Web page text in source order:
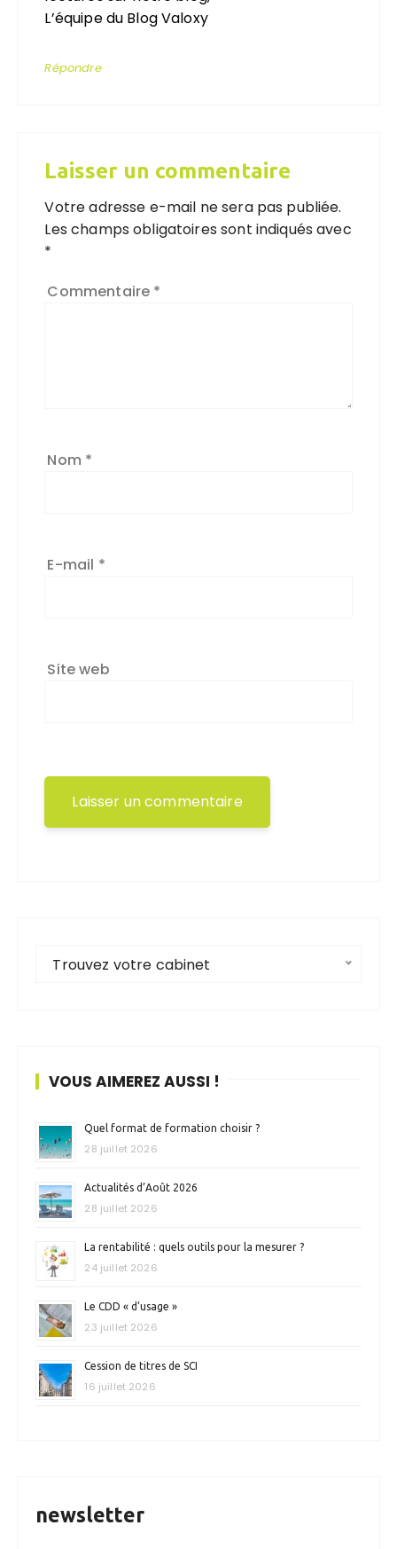
L’équipe du Blog Valoxy
Répondre
Laisser un commentaire
Votre adresse e-mail ne sera pas publiée.
Les champs obligatoires sont indiqués avec
*
Commentaire *
Nom *
E-mail *
Site web
Trouvez votre cabinet
VOUS AIMEREZ AUSSI !
Quel format de formation choisir ?
28 juillet 2026
Actualités d’Août 2026
28 juillet 2026
La rentabilité : quels outils pour la mesurer ?
24 juillet 2026
Le CDD « d’usage »
23 juillet 2026
Cession de titres de SCI
16 juillet 2026
newsletter